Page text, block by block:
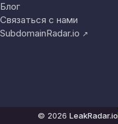
Блог
Связаться с нами
SubdomainRadar.io ↗
© 2026 LeakRadar.io